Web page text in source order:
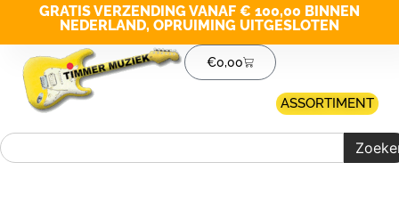
GRATIS VERZENDING VANAF € 100,00 BINNEN
NEDERLAND, OPRUIMING UITGESLOTEN
€0,00
ASSORTIMENT